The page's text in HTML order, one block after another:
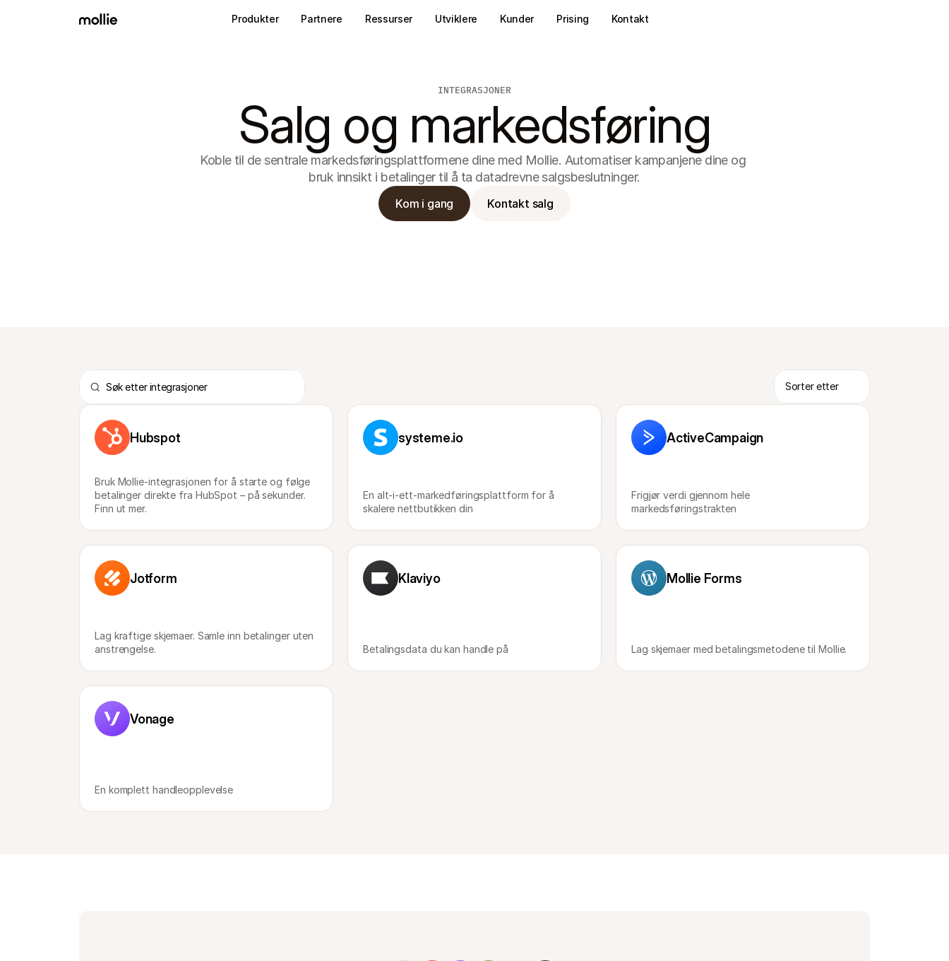
INTEGRASJONER
Salg og markedsføring
Koble til de sentrale markedsføringsplattformene dine med Mollie. Automatiser kampanjene dine og
bruk innsikt i betalinger til å ta datadrevne salgsbeslutninger.
Kom i gang Kontakt salg
Hubspot
Bruk Mollie-integrasjonen for å starte og følge
betalinger direkte fra HubSpot – på sekunder.
Finn ut mer.
systeme.io
En alt-i-ett-markedføringsplattform for å
skalere nettbutikken din
ActiveCampaign
Frigjør verdi gjennom hele
markedsføringstrakten
Jotform
Lag kraftige skjemaer. Samle inn betalinger uten
anstrengelse.
Klaviyo
Betalingsdata du kan handle på
Mollie Forms
Lag skjemaer med betalingsmetodene til Mollie.
Vonage
En komplett handleopplevelse
Produkter Partnere Ressurser Utviklere Kunder Prising Kontakt